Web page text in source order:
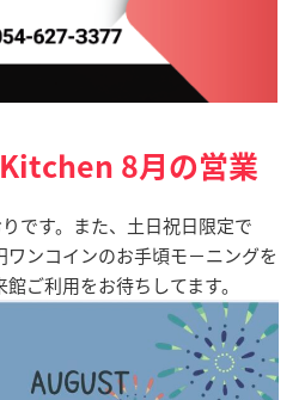
8月の営業
です。また、土日祝日限定で
ワンコインのお手頃モ－ニングを
ご利用をお待ちしてます。